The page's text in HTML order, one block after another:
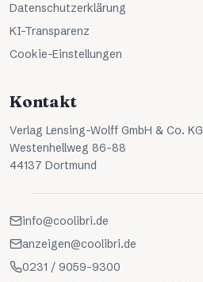
Datenschutzerklärung
KI-Transparenz
Cookie-Einstellungen
Kontakt
Verlag Lensing-Wolff GmbH & Co. KG
Westenhellweg 86-88
44137 Dortmund
info@coolibri.de
anzeigen@coolibri.de
0231 / 9059-9300